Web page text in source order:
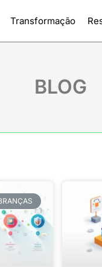
Transformação
BLOG